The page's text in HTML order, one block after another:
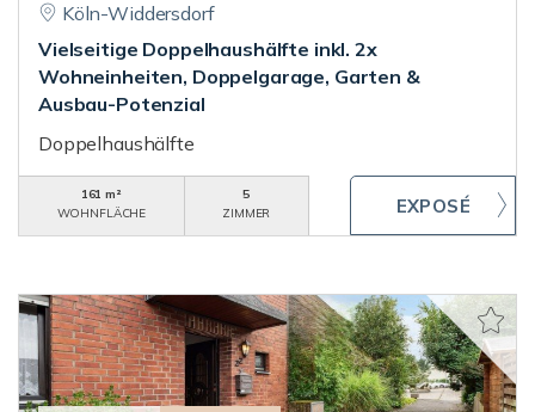
Köln-Widdersdorf
Vielseitige Doppelhaushälfte inkl. 2x
Wohneinheiten, Doppelgarage, Garten &
Ausbau-Potenzial
Doppelhaushälfte
161 m²
WOHNFLÄCHE
5
ZIMMER